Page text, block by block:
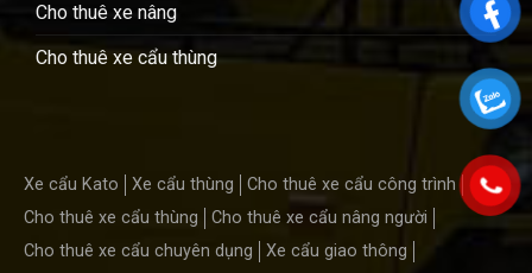
Cho thuê xe nâng
Cho thuê xe cẩu thùng
Xe cẩu Kato Xe cẩu thùng
Cho thuê xe cẩu công trình
Cho thuê xe cẩu thùng
Cho thuê xe cẩu nâng người
Cho thuê xe cẩu chuyên dụng
Xe cẩu giao thông